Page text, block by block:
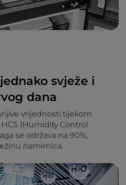
svježe i
dana
vrijednosti tijekom
(Humidity Control
se održava na 90%,
namirnica.